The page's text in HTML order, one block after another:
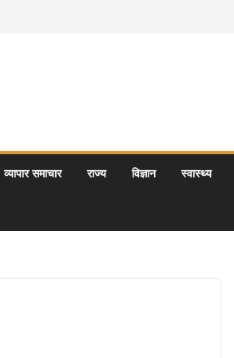
व्यापार समाचार राज्य विज्ञान स्वास्थ्य